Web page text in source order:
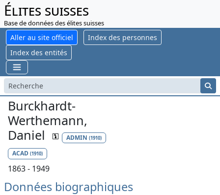
Élites suisses
Base de données des élites suisses
Aller au site officiel
Index des personnes
Index des entités
Burckhardt-
Werthemann,
Daniel
ADMIN (1910)
ACAD (1910)
1863 - 1949
Données biographiques